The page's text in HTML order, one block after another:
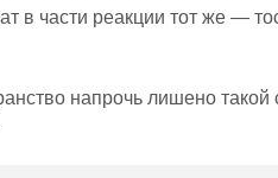
в части реакции тот же —
напрочь лишено такой